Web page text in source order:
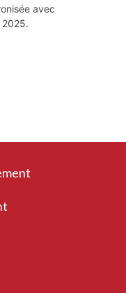
avec
2025.